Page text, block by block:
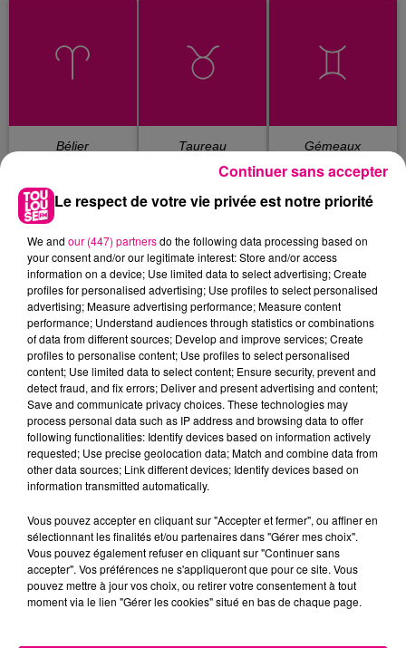
Bélier Taureau Gémeaux
Cancer Lion Vierge
Balance Scorpion Sagittaire
Le respect de votre vie privée est notre priorité
We and our (447) partnersdo the following data processing based on
your consent and/or our legitimate interest: Store and/or access
information on a device; Use limited data to select advertising; Create
profiles for personalised advertising; Use profiles to select personalised
advertising; Measure advertising performance; Measure content
performance; Understand audiences through statistics or combinations
of data from different sources; Develop and improve services; Create
profiles to personalise content; Use profiles to select personalised
content; Use limited data to select content; Ensure security, prevent and
detect fraud, and fix errors; Deliver and present advertising and content;
Save and communicate privacy choices. These technologies may
process personal data such as IP address and browsing data to offer
following functionalities: Identify devices based on information actively
requested; Use precise geolocation data; Match and combine data from
other data sources; Link different devices; Identify devices based on
information transmitted automatically.
Vous pouvez accepter en cliquant sur "Accepter et fermer", ou affiner en
sélectionnant les finalités et/ou partenaires dans "Gérer mes choix".
Vous pouvez également refuser en cliquant sur "Continuer sans
accepter". Vos préférences ne s'appliqueront que pour ce site. Vous
pouvez mettre à jour vos choix, ou retirer votre consentement à tout
moment via le lien "Gérer les cookies" situé en bas de chaque page.
Continuer sans accepter